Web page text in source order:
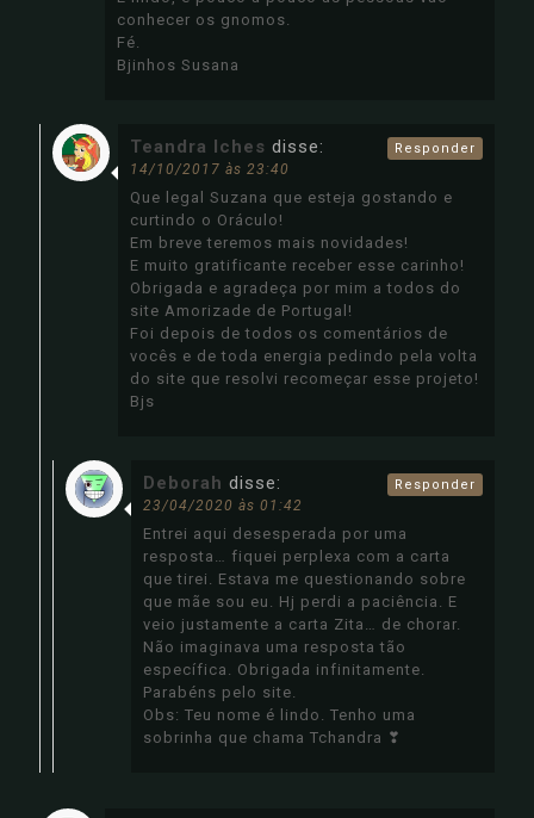
conhecer os gnomos.
Fé.
Bjinhos Susana
Teandra Iches disse:
14/10/2017 às 23:40
Que legal Suzana que esteja gostando e
curtindo o Oráculo!
Em breve teremos mais novidades!
E muito gratificante receber esse carinho!
Obrigada e agradeça por mim a todos do
site Amorizade de Portugal!
Foi depois de todos os comentários de
vocês e de toda energia pedindo pela volta
do site que resolvi recomeçar esse projeto!
Bjs
Responder
Deborah disse:
23/04/2020 às 01:42
Entrei aqui desesperada por uma
resposta… fiquei perplexa com a carta
que tirei. Estava me questionando sobre
que mãe sou eu. Hj perdi a paciência. E
veio justamente a carta Zita… de chorar.
Não imaginava uma resposta tão
específica. Obrigada infinitamente.
Parabéns pelo site.
Obs: Teu nome é lindo. Tenho uma
sobrinha que chama Tchandra ❣
Responder